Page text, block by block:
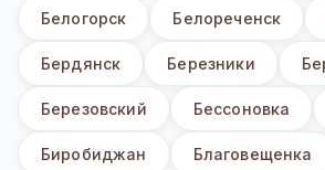
Белогорск Белореченск
Бердянск Березники
Березовский Бессоновка
Биробиджан Благовещенка